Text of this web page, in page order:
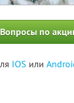
Вопросы по
IOS или